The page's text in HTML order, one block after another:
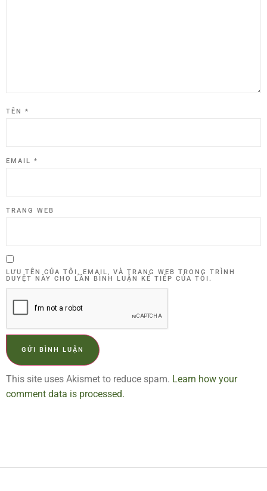
TÊN *
EMAIL *
TRANG WEB
LƯU TÊN CỦA TÔI, EMAIL, VÀ TRANG WEB TRONG TRÌNH
DUYỆT NÀY CHO LẦN BÌNH LUẬN KẾ TIẾP CỦA TÔI.
This site uses Akismet to reduce spam. Learn how your
comment data is processed.